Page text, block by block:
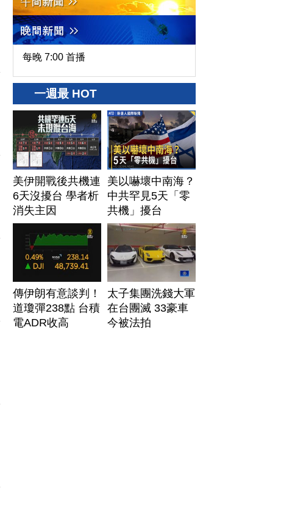
每晚 7:00 首播
一週最 HOT
美伊開戰後共機連
6天沒擾台 學者析
消失主因
美以嚇壞中南海？
中共罕見5天「零
共機」擾台
傳伊朗有意談判！
道瓊彈238點 台積
電ADR收高
太子集團洗錢大軍
在台團滅 33豪車
今被法拍